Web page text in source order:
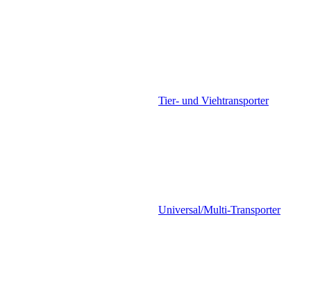
Tier- und Viehtransporter
Universal/Multi-Transporter